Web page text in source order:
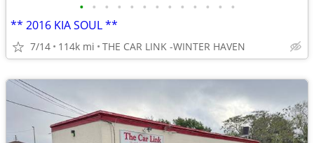
• • • • • • • • • • • • •
** 2016 KIA SOUL **
7/14 114k mi THE CAR LINK -WINTER HAVEN